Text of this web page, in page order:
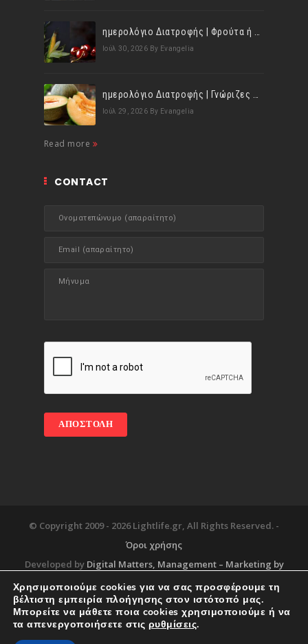
ημερολόγιο Διατροφής | Φρούτα ή λαχανικά; Γνωρίζεις τη διαφορά;
Ιούλ 30, 2026 By Evangelia
ημερολόγιο Διατροφής | Γνώριζες ότι, το πεπόνι περιέχει πολλές βιταμίνες;
Ιούλ 29, 2026 By Evangelia
Read more
CONTACT
© Copyright 2009 - 2026 Lightlife.gr, All Rights Reserved. -
Όροι χρήσης
Developed by Digital Matters, Management – Marketing by
Blog About Services
Corporate Support
Χρησιμοποιούμε cookies για να σας προσφέρουμε τη
βέλτιστη εμπειρία πλοήγησης στον ιστότοπό μας.
Μπορείτε να μάθετε ποια cookies χρησιμοποιούμε ή να
τα απενεργοποιήσετε στις ρυθμίσεις.